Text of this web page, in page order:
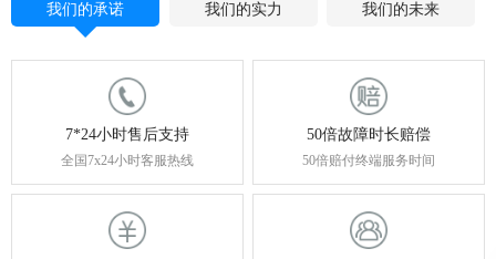
我们的承诺 我们的实力 我们的未来
7*24小时售后支持
全国7x24小时客服热线
50倍故障时长赔偿
50倍赔付终端服务时间